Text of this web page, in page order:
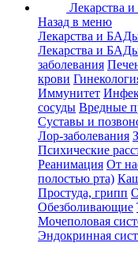
Лекарства
Назад в меню
Лекарства и
Лекарства и
заболевания
крови
Иммунитет
сосуды Вредные
Суставы и
Лор-заболевания
Психические
Реанимация От
полостью рта)
Простуда, грипп
Обезболивающие
Мочеполовая
Эндокринная